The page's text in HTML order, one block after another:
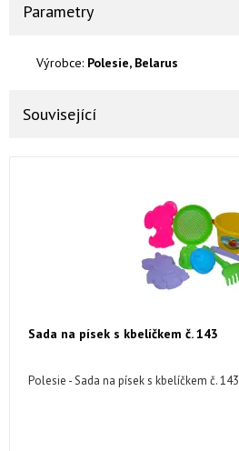
Parametry
Výrobce: Polesie, Belarus
Související
Sada na písek s kbelíčkem č. 143
Polesie - Sada na písek s kbelíčkem č. 143